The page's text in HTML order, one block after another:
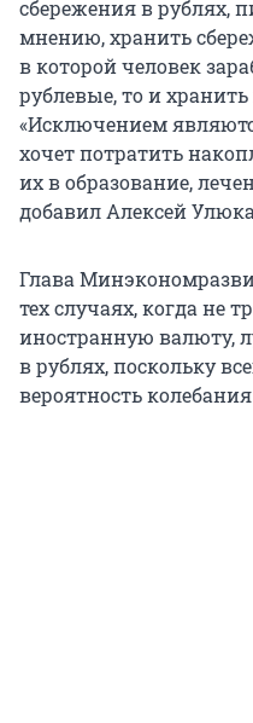
сбережения в рублях,
мнению, хранить
в которой человек
рублевые, то и
«Исключением
хочет потратить
их в образование,
добавил Алексей
Глава
тех случаях, когда не
иностранную валюту,
в рублях, поскольку
вероятность